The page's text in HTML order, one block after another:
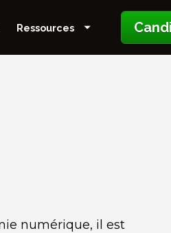
Ressources
numérique, il est